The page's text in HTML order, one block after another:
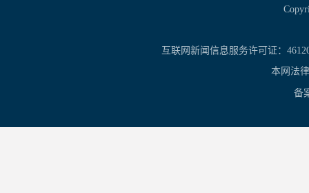
互联网新闻信息服务许可证：
本网法
备